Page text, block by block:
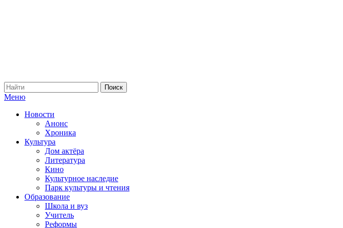
Меню
Новости
Анонс
Хроника
Культура
Дом актёра
Литература
Кино
Культурное наследие
Парк культуры и чтения
Образование
Школа и вуз
Учитель
Реформы